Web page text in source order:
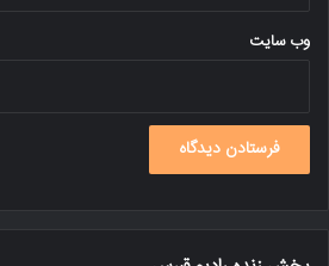
وب‌ سایت